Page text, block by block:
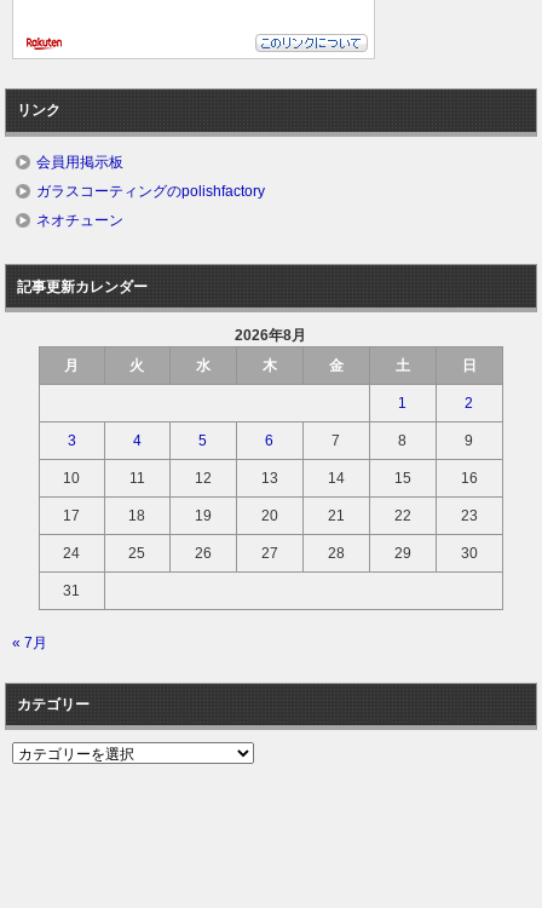
リンク
会員用掲示板
ガラスコーティングのpolishfactory
ネオチューン
記事更新カレンダー
2026年8月
月
火 水 木 金 土 日
1 2
3 4 5 6 7 8 9
10 11 12 13 14 15 16
17 18 19 20 21 22 23
24 25 26 27 28 29 30
31
« 7月
カテゴリー
カ